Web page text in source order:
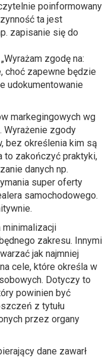
poinformowany
ta jest
zapisanie się do
zgodę na:
choć zapewne będzie
udokumentowanie
markegingowych wg
Wyrażenie zgody
bez określenia kim są
to zakończyć praktyki,
danych np.
super oferty
samochodowego.
minimalizacji
zakresu. Innymi
jak najmniej
cele, które określa w
Dotyczy to
powinien być
z tytułu
przez organy
dane zawarł